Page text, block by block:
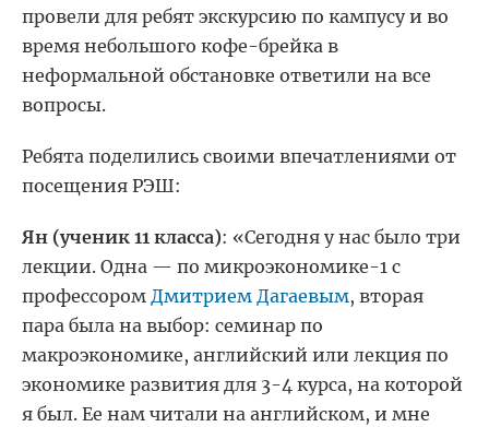
провели для ребят экскурсию по кампусу и во
время небольшого кофе-брейка в
неформальной обстановке ответили на все
вопросы.
Ребята поделились своими впечатлениями от
посещения РЭШ:
Ян (ученик 11 класса): «Сегодня у нас было три
лекции. Одна — по микроэкономике-1 с
профессором Дмитрием Дагаевым, вторая
пара была на выбор: семинар по
макроэкономике, английский или лекция по
экономике развития для 3-4 курса, на которой
я был. Ее нам читали на английском, и мне